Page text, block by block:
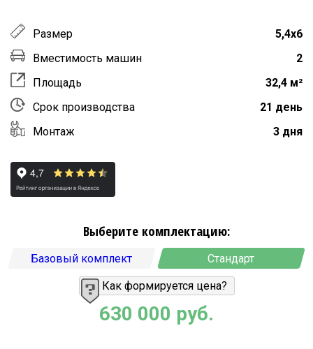
Размер
5,4х6
Вместимость машин
2
Площадь
32,4 м²
Срок производства
21 день
Монтаж
3 дня
Выберите комплектацию:
Базовый комплект Стандарт
Как формируется цена?
630 000 руб.